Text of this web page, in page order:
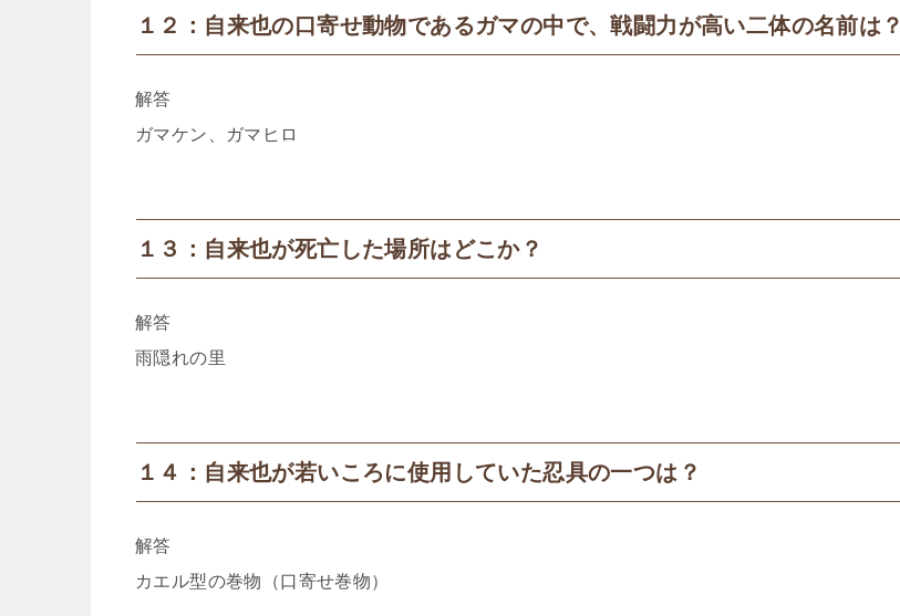
１２：自来也の口寄せ動物であるガマの中で、戦闘力が高い二体の名前は？
解答
ガマケン、ガマヒロ
１３：自来也が死亡した場所はどこか？
解答
雨隠れの里
１４：自来也が若いころに使用していた忍具の一つは？
解答
カエル型の巻物（口寄せ巻物）